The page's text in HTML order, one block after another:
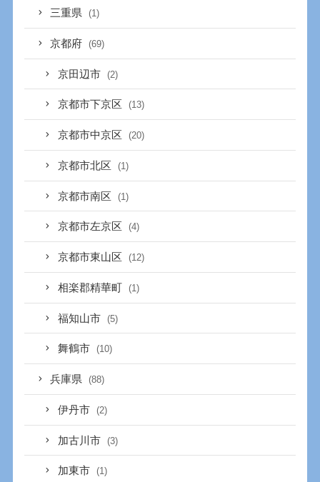
三重県 (1)
京都府 (69)
京田辺市 (2)
京都市下京区 (13)
京都市中京区 (20)
京都市北区 (1)
京都市南区 (1)
京都市左京区 (4)
京都市東山区 (12)
相楽郡精華町 (1)
福知山市 (5)
舞鶴市 (10)
兵庫県 (88)
伊丹市 (2)
加古川市 (3)
加東市 (1)